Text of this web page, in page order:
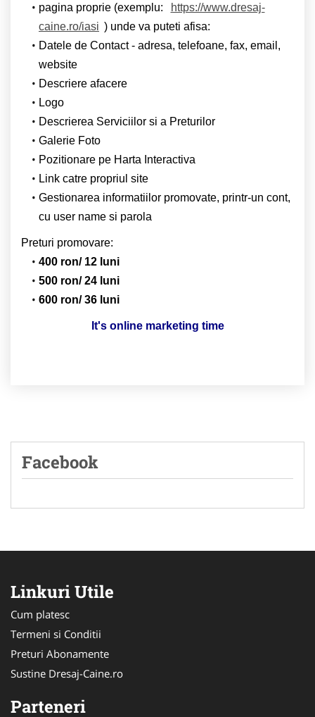
pagina proprie (exemplu:
https://www.dresaj-
caine.ro/iasi ) unde va puteti afisa:
Datele de Contact - adresa, telefoane, fax, email,
website
Descriere afacere
Logo
Descrierea Serviciilor si a Preturilor
Galerie Foto
Pozitionare pe Harta Interactiva
Link catre propriul site
Gestionarea informatiilor promovate, printr-un cont,
cu user name si parola
Preturi promovare:
400 ron/ 12 luni
500 ron/ 24 luni
600 ron/ 36 luni
It's online marketing time
Facebook
Linkuri Utile
Cum platesc
Termeni si Conditii
Preturi Abonamente
Sustine Dresaj-Caine.ro
Parteneri